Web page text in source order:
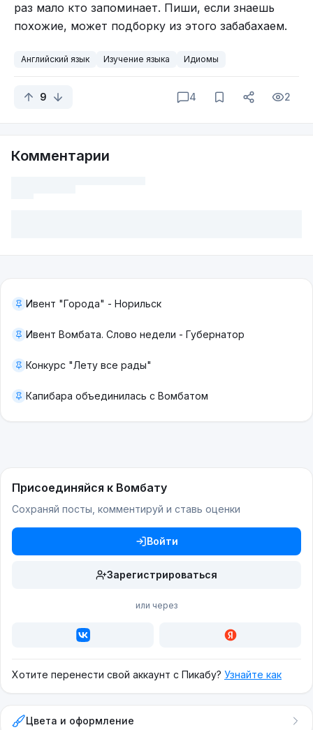
раз мало кто запоминает. Пиши, если знаешь
похожие, может подборку из этого забабахаем.
Английский язык Изучение языка Идиомы
9 4 2
Комментарии
Ивент "Города" - Норильск
Ивент Вомбата. Слово недели - Губернатор
Конкурс "Лету все рады"
Капибара объединилась с Вомбатом
Присоединяйся к Вомбату
Сохраняй посты, комментируй и ставь оценки
Войти
Зарегистрироваться
или через
Хотите перенести свой аккаунт с Пикабу? Узнайте как
Цвета и оформление